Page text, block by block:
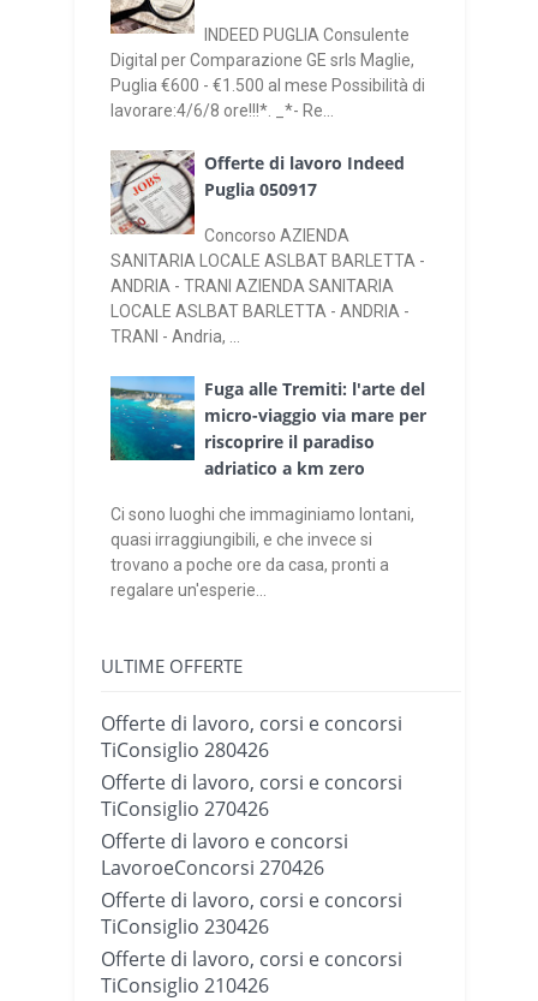
INDEED PUGLIA Consulente
Digital per Comparazione GE srls Maglie,
Puglia €600 - €1.500 al mese Possibilità di
lavorare:4/6/8 ore!!!*. _*- Re...
Offerte di lavoro Indeed
Puglia 050917
Concorso AZIENDA
SANITARIA LOCALE ASLBAT BARLETTA -
ANDRIA - TRANI AZIENDA SANITARIA
LOCALE ASLBAT BARLETTA - ANDRIA -
TRANI - Andria, ...
Fuga alle Tremiti: l'arte del
micro-viaggio via mare per
riscoprire il paradiso
adriatico a km zero
Ci sono luoghi che immaginiamo lontani,
quasi irraggiungibili, e che invece si
trovano a poche ore da casa, pronti a
regalare un'esperie...
ULTIME OFFERTE
Offerte di lavoro, corsi e concorsi
TiConsiglio 280426
Offerte di lavoro, corsi e concorsi
TiConsiglio 270426
Offerte di lavoro e concorsi
LavoroeConcorsi 270426
Offerte di lavoro, corsi e concorsi
TiConsiglio 230426
Offerte di lavoro, corsi e concorsi
TiConsiglio 210426